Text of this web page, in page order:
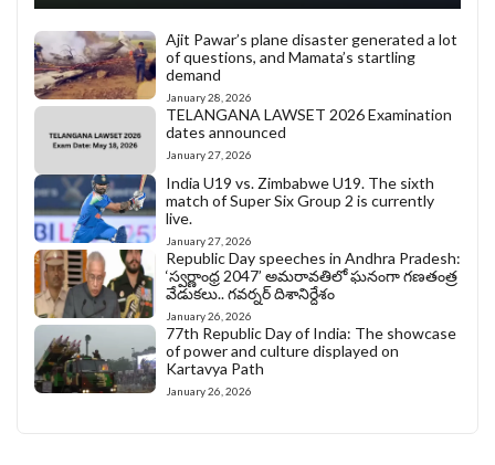
Ajit Pawar’s plane disaster generated a lot
of questions, and Mamata’s startling
demand
January 28, 2026
TELANGANA LAWSET 2026 Examination
dates announced
January 27, 2026
India U19 vs. Zimbabwe U19. The sixth
match of Super Six Group 2 is currently
live.
January 27, 2026
Republic Day speeches in Andhra Pradesh:
‘స్వర్ణాంధ్ర 2047’ అమరావతిలో ఘనంగా గణతంత్ర
వేడుకలు.. గవర్నర్ దిశానిర్దేశం
January 26, 2026
77th Republic Day of India: The showcase
of power and culture displayed on
Kartavya Path
January 26, 2026